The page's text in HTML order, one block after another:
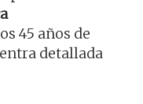
45 años de
detallada